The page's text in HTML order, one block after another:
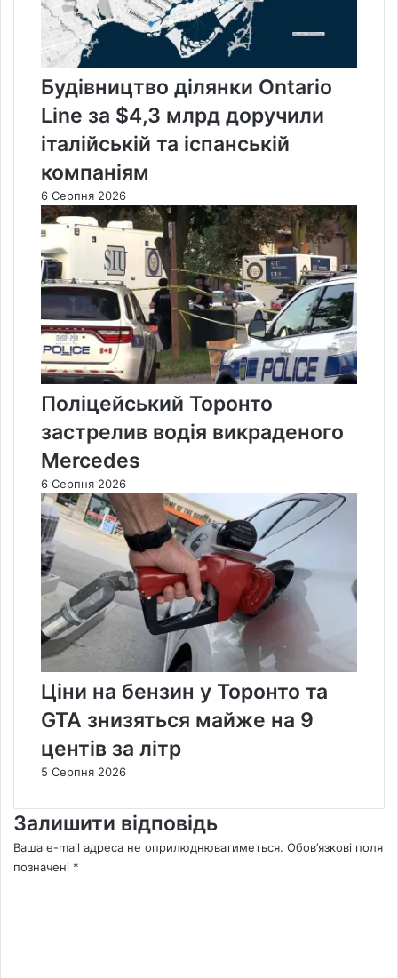
Будівництво ділянки Ontario
Line за $4,3 млрд доручили
італійській та іспанській
компаніям
6 Серпня 2026
Поліцейський Торонто
застрелив водія викраденого
Mercedes
6 Серпня 2026
Ціни на бензин у Торонто та
GTA знизяться майже на 9
центів за літр
5 Серпня 2026
Залишити відповідь
Ваша e-mail адреса не оприлюднюватиметься. Обов’язкові поля
позначені *